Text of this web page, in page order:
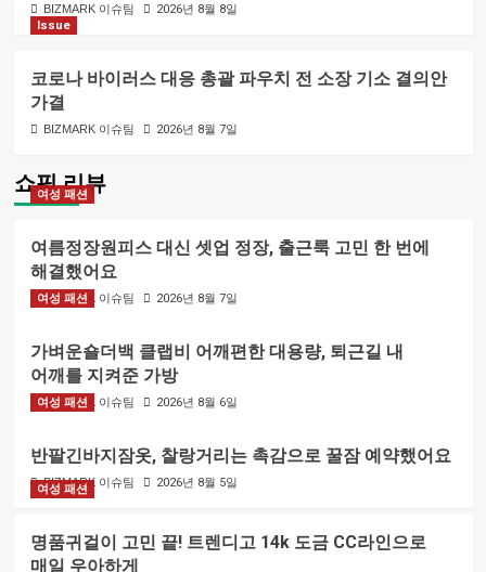
BIZMARK 이슈팀
2026년 8월 8일
Issue
코로나 바이러스 대응 총괄 파우치 전 소장 기소 결의안
가결
BIZMARK 이슈팀 2026년 8월 7일
쇼핑 리뷰
여성 패션
여름정장원피스 대신 셋업 정장, 출근룩 고민 한 번에
해결했어요
BIZMARK 이슈팀 2026년 8월 7일
여성 패션
가벼운숄더백 클랩비 어깨편한 대용량, 퇴근길 내
어깨를 지켜준 가방
BIZMARK 이슈팀 2026년 8월 6일
여성 패션
반팔긴바지잠옷, 찰랑거리는 촉감으로 꿀잠 예약했어요
BIZMARK 이슈팀 2026년 8월 5일
여성 패션
명품귀걸이 고민 끝! 트렌디고 14k 도금 CC라인으로
매일 우아하게